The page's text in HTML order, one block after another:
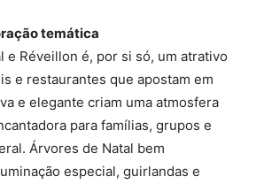
temática
e Réveillon é, por si só, um atrativo
e restaurantes que apostam em
e elegante criam uma atmosfera
para famílias, grupos e
Árvores de Natal bem
especial, guirlandas e